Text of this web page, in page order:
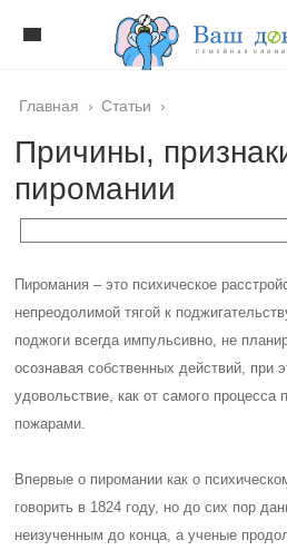
Главная › Статьи ›
Причины,
пиромании
Пиромания – это психическое
непреодолимой тягой к
поджоги всегда импульсивно, не
осознавая собственных действий, при
удовольствие, как от самого процесса
пожарами.
Впервые о пиромании как о
говорить в 1824 году, но до сих пор
неизученным до конца, а ученые